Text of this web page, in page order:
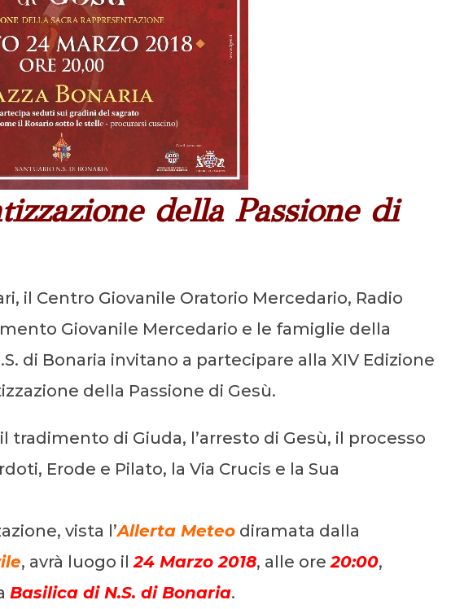
della Passione di
il Centro Giovanile Oratorio Mercedario, Radio
Giovanile Mercedario e le famiglie della
di Bonaria invitano a partecipare alla XIV Edizione
della Passione di Gesù.
il tradimento di Giuda, l’arresto di Gesù, il processo
Erode e Pilato, la Via Crucis e la Sua
vista l’Allerta Meteo diramata dalla
, avrà luogo il24 Marzo 2018, alle ore20:00,
Basilica di N.S. di Bonaria.